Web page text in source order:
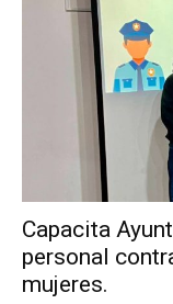
Capacita
personal
mujeres.